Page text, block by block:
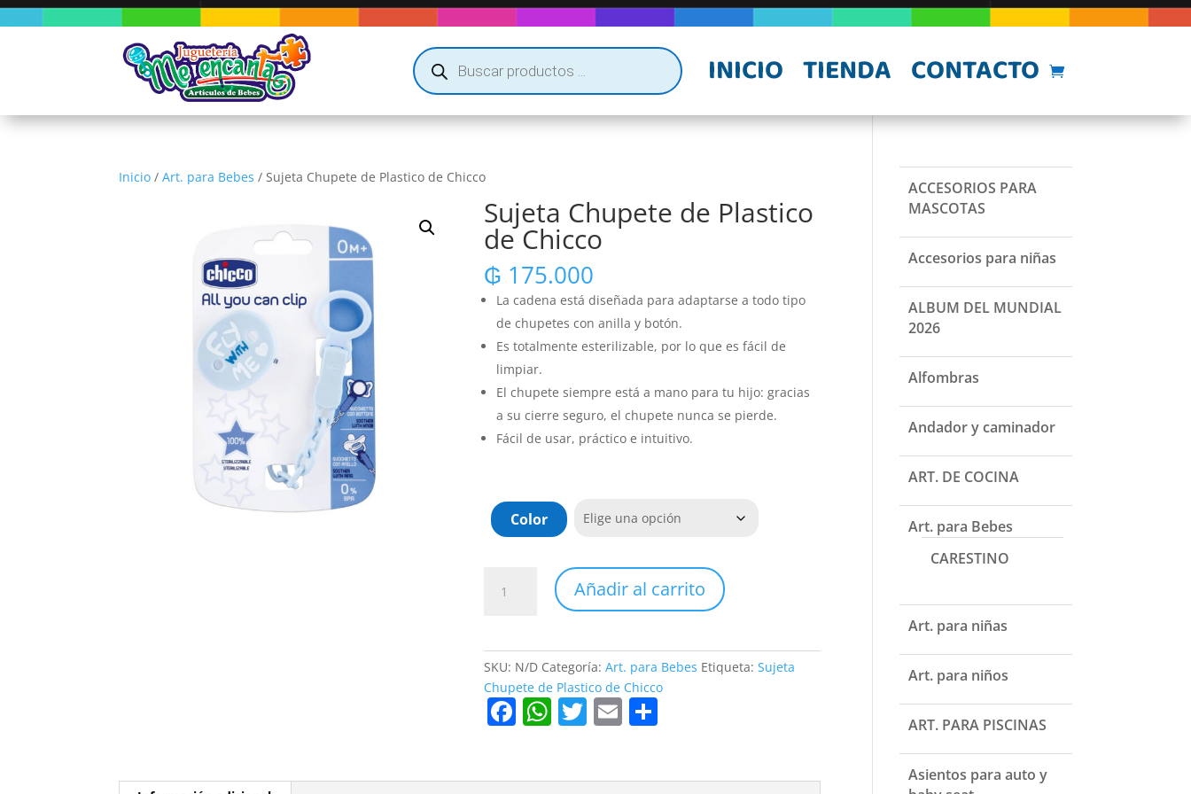
Búsqueda
de
productos INICIO TIENDA CONTACTO
Inicio /Art. para Bebes / Sujeta Chupete de Plastico de Chicco
Sujeta Chupete de Plastico
de Chicco
₲ 175.000
La cadena está diseñada para adaptarse a todo tipo
de chupetes con anilla y botón.
Es totalmente esterilizable, por lo que es fácil de
limpiar.
El chupete siempre está a mano para tu hijo: gracias
a su cierre seguro, el chupete nunca se pierde.
Fácil de usar, práctico e intuitivo.
Color
Chupete
Chicco
cantidad
Añadir al carrito
SKU: N/D Categoría:Art. para Bebes Etiqueta:Sujeta
Chupete de Plastico de Chicco
F W T E
ACCESORIOS PARA
MASCOTAS
Accesorios para niñas
ALBUM DEL MUNDIAL
2026
Alfombras
Andador y caminador
ART. DE COCINA
Art. para Bebes
CARESTINO
Art. para niñas
Art. para niños
ART. PARA PISCINAS
Asientos para auto y